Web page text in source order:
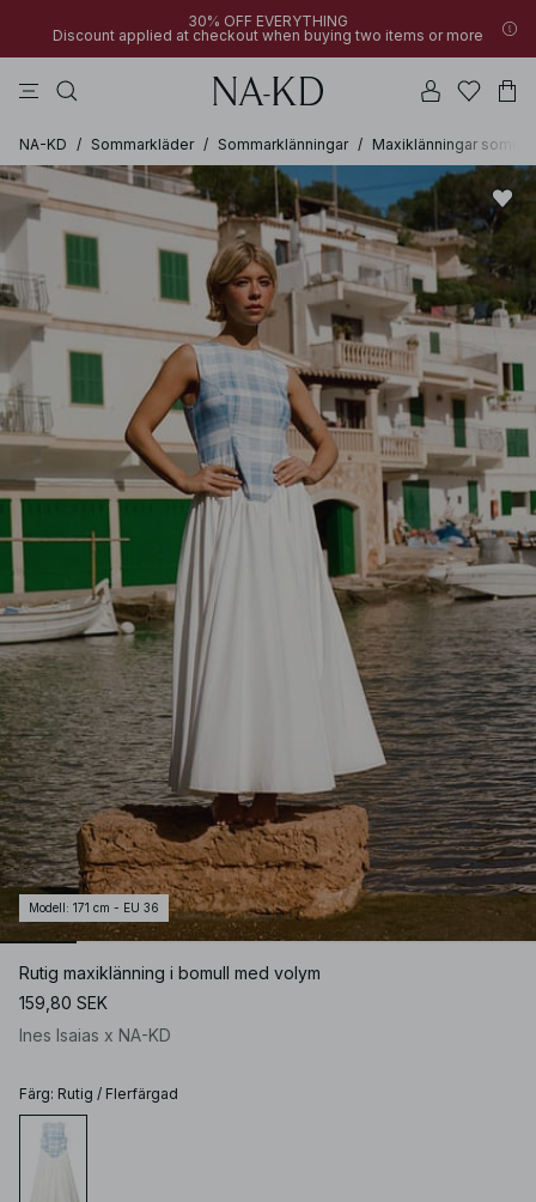
30% OFF EVERYTHING
Discount applied at checkout when buying two items or more
NA-KD / Sommarkläder / Sommarklänningar / Maxiklänningar
Modell : 171 cm - EU 36
Rutig maxiklänning i bomull med volym
159,80 SEK
Ines Isaias x NA-KD
Färg: Rutig / Flerfärgad